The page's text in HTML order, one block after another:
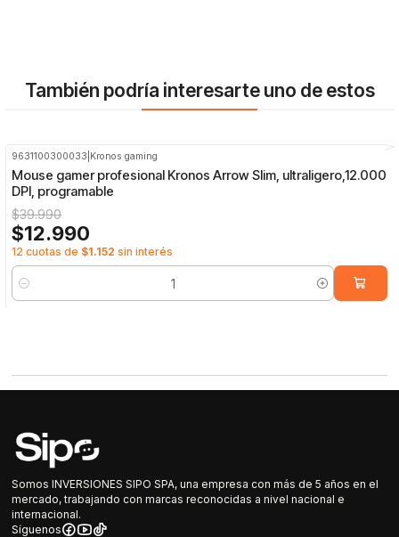
También podría interesarte uno de estos
9631100300033 Kronos gaming
Mouse gamer profesional Kronos Arrow Slim, ultraligero,12.000
DPI, programable
$39.990
$12.990
12 cuotas de $1.152 sin interés
Cantidad
Somos INVERSIONES SIPO SPA, una empresa con más de 5 años en el
mercado, trabajando con marcas reconocidas a nivel nacional e
internacional.
Síguenos